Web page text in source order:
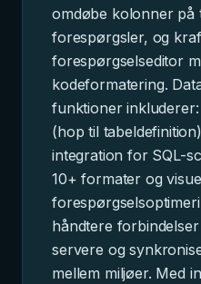
omdøbe kolonner
forespørgsler, og
forespørgselseditor
kodeformatering.
funktioner
(hop til
integration for SQL-
10+ formater og
håndtere
servere og
mellem miljøer. Med